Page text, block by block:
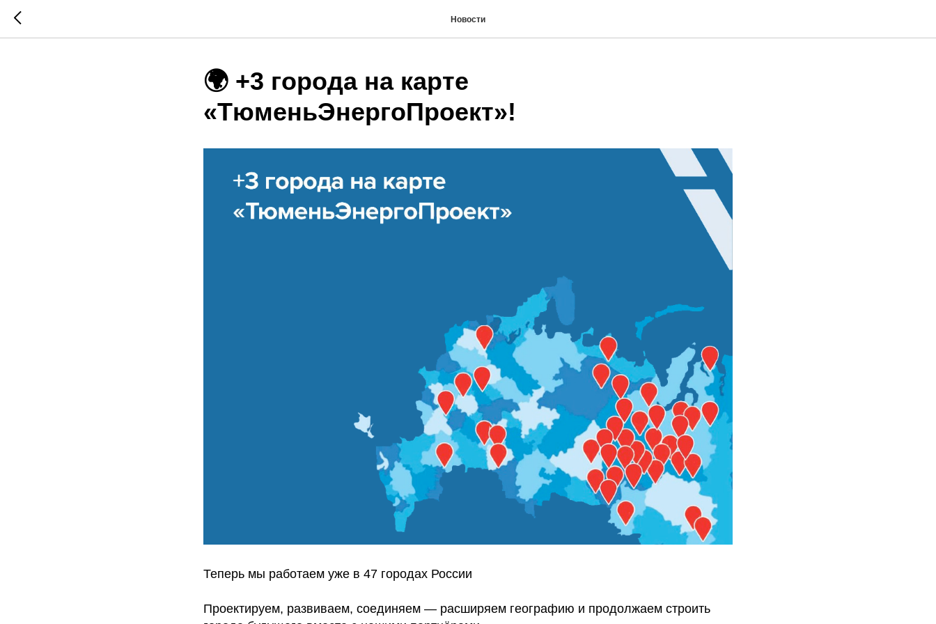
Новости
🌍 +3 города на карте
«ТюменьЭнергоПроект»!
Теперь мы работаем уже в 47 городах России
Проектируем, развиваем, соединяем — расширяем географию и продолжаем строить